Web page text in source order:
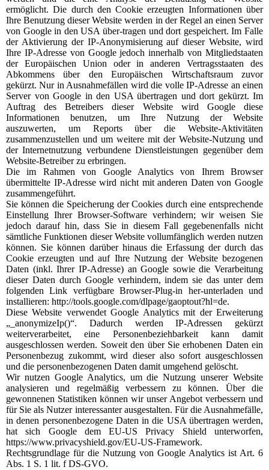
ermöglicht. Die durch den Cookie erzeugten Informationen über
Ihre Benutzung dieser Website werden in der Regel an einen Server
von Google in den USA über-tragen und dort gespeichert. Im Falle
der Aktivierung der IP-Anonymisierung auf dieser Website, wird
Ihre IP-Adresse von Google jedoch innerhalb von Mitgliedstaaten
der Europäischen Union oder in anderen Vertragsstaaten des
Abkommens über den Europäischen Wirtschaftsraum zuvor
gekürzt. Nur in Ausnahmefällen wird die volle IP-Adresse an einen
Server von Google in den USA übertragen und dort gekürzt. Im
Auftrag des Betreibers dieser Website wird Google diese
Informationen benutzen, um Ihre Nutzung der Website
auszuwerten, um Reports über die Website-Aktivitäten
zusammenzustellen und um weitere mit der Website-Nutzung und
der Internetnutzung verbundene Dienstleistungen gegenüber dem
Website-Betreiber zu erbringen.
Die im Rahmen von Google Analytics von Ihrem Browser
übermittelte IP-Adresse wird nicht mit anderen Daten von Google
zusammengeführt.
Sie können die Speicherung der Cookies durch eine entsprechende
Einstellung Ihrer Browser-Software verhindern; wir weisen Sie
jedoch darauf hin, dass Sie in diesem Fall gegebenenfalls nicht
sämtliche Funktionen dieser Website vollumfänglich werden nutzen
können. Sie können darüber hinaus die Erfassung der durch das
Cookie erzeugten und auf Ihre Nutzung der Website bezogenen
Daten (inkl. Ihrer IP-Adresse) an Google sowie die Verarbeitung
dieser Daten durch Google verhindern, indem sie das unter dem
folgenden Link verfügbare Browser-Plug-in her-unterladen und
installieren: http://tools.google.com/dlpage/gaoptout?hl=de.
Diese Website verwendet Google Analytics mit der Erweiterung
„_anonymizeIp()“. Dadurch werden IP-Adressen gekürzt
weiterverarbeitet, eine Personenbeziehbarkeit kann damit
ausgeschlossen werden. Soweit den über Sie erhobenen Daten ein
Personenbezug zukommt, wird dieser also sofort ausgeschlossen
und die personenbezogenen Daten damit umgehend gelöscht.
Wir nutzen Google Analytics, um die Nutzung unserer Website
analysieren und regelmäßig verbessern zu können. Über die
gewonnenen Statistiken können wir unser Angebot verbessern und
für Sie als Nutzer interessanter ausgestalten. Für die Ausnahmefälle,
in denen personenbezogene Daten in die USA übertragen werden,
hat sich Google dem EU-US Privacy Shield unterworfen,
https://www.privacyshield.gov/EU-US-Framework.
Rechtsgrundlage für die Nutzung von Google Analytics ist Art. 6
Abs. 1 S. 1 lit. f DS-GVO.